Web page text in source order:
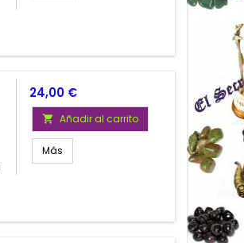
Precio
24,00 €
 Añadir al carrito
Más